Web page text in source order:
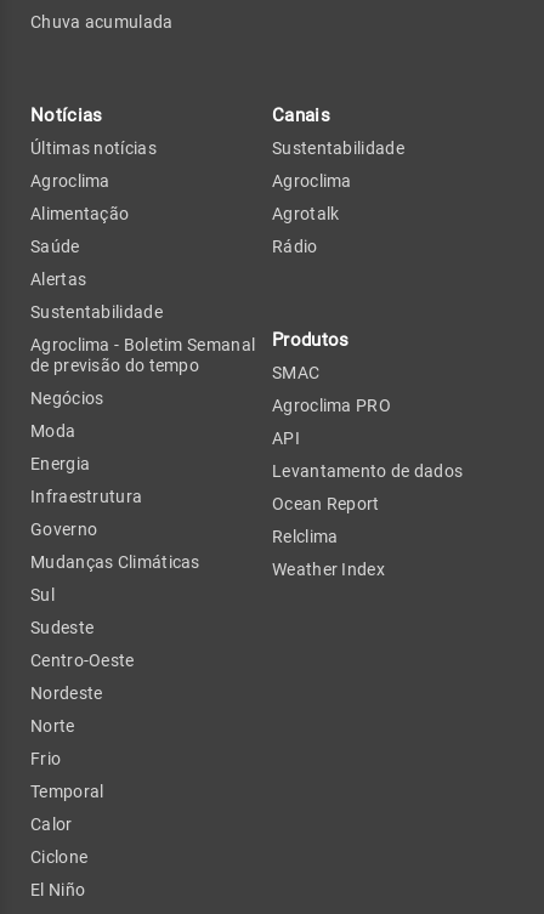
Chuva acumulada
Notícias
Últimas notícias
Agroclima
Alimentação
Saúde
Alertas
Sustentabilidade
Agroclima - Boletim Semanal
de previsão do tempo
Negócios
Moda
Energia
Infraestrutura
Governo
Mudanças Climáticas
Sul
Sudeste
Centro-Oeste
Nordeste
Norte
Frio
Temporal
Calor
Ciclone
El Niño
Canais
Sustentabilidade
Agroclima
Agrotalk
Rádio
Produtos
SMAC
Agroclima PRO
API
Levantamento de dados
Ocean Report
Relclima
Weather Index